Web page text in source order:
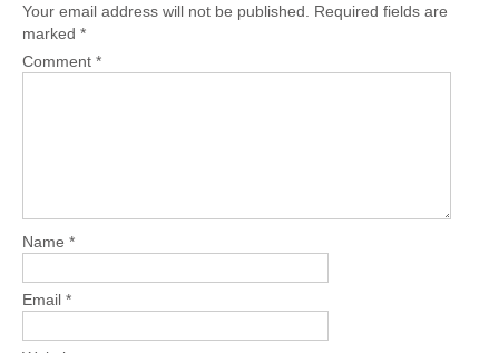
Your email address will not be published.
Required fields are
marked *
Comment *
Name *
Email *